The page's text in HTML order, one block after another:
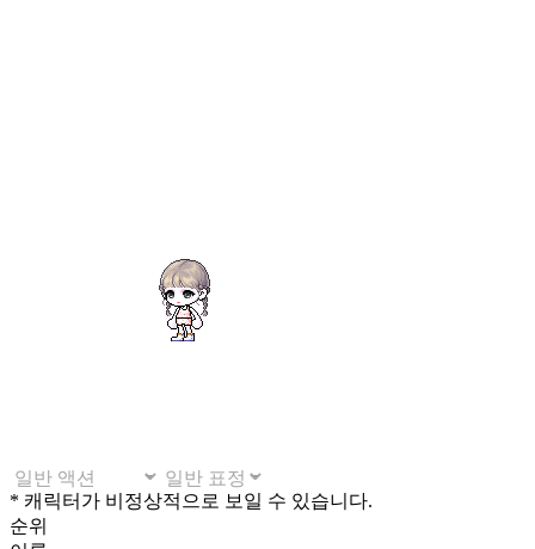
* 캐릭터가 비정상적으로 보일 수 있습니다.
순위